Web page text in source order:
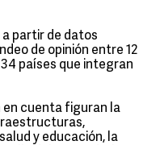
a partir de datos
de opinión entre 12
países que integran
cuenta figuran la
y educación, la